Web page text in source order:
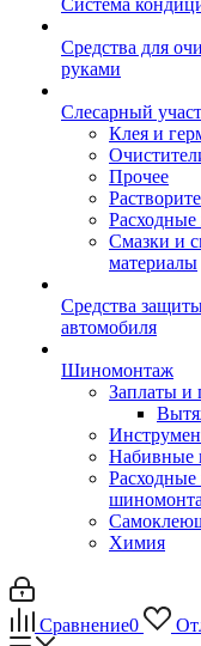
Система
Средства для
руками
Слесарный
Клея и
Прочее
Смазки и
материалы
Средства
автомобиля
Шиномонтаж
Заплаты и
Набивные
Химия
Сравнение0